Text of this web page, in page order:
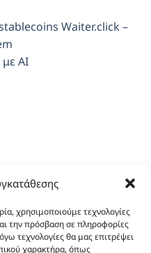
χρησιμοποιούμε τεχνολογίες
την πρόσβαση σε πληροφορίες
τεχνολογίες θα μας επιτρέψει
χαρακτήρα, όπως
Waiter.click –
AI